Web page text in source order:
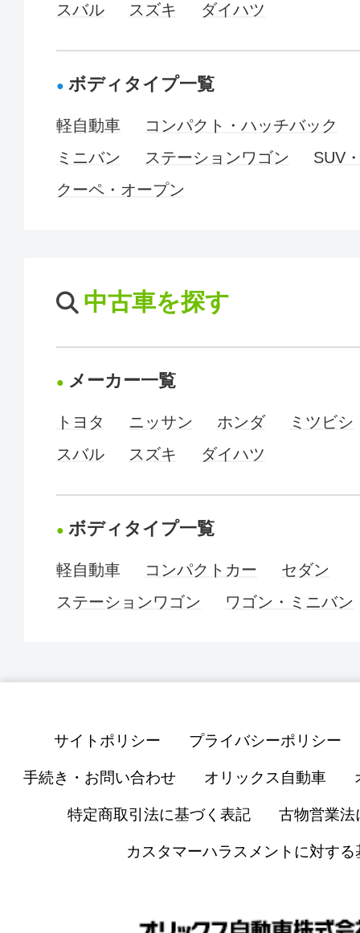
スバル
スズキ ダイハツ
ボディタイプ一覧
軽自動車
コンパクト・ハッチバック
ミニバン
ステーションワゴン
SUV
クーペ・オープン
中古車を探す
メーカー一覧
トヨタ ニッサン ホンダ
ミツビシ
スバル
スズキ ダイハツ
ボディタイプ一覧
軽自動車 コンパクトカー
セダン
ステーションワゴン
ワゴン・ミニバン
サイトポリシー プライバシーポリシー
手続き・お問い合わせ オリックス自動車
特定商取引法に基づく表記 古物営業法
カスタマーハラスメントに対する